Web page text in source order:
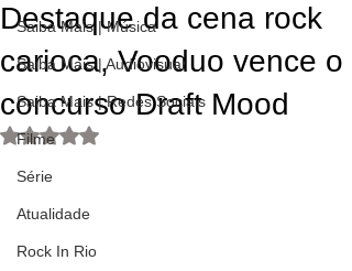
Saiba Mais | Música
Saiba Mais | Audiovisual
Saiba Mais | Redes Sociais
Filme
Série
Atualidade
Rock In Rio
Destaque da cena rock
carioca, Vooduo vence o
concurso Draft Mood
Avaliado com NaN de 5 estrelas.